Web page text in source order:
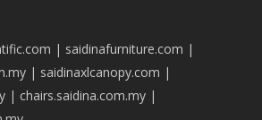
| saidinafurniture.com |
| saidinaxlcanopy.com |
| chairs.saidina.com.my|